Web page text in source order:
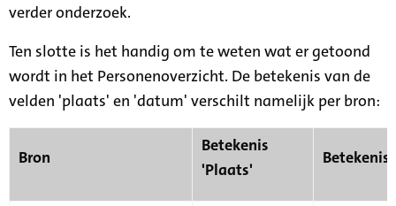
verder onderzoek.
Ten slotte is het handig om te weten wat er getoond
wordt in het Personenoverzicht. De betekenis van de
velden 'plaats' en 'datum' verschilt namelijk per bron:
Bron
Betekenis
'Plaats'